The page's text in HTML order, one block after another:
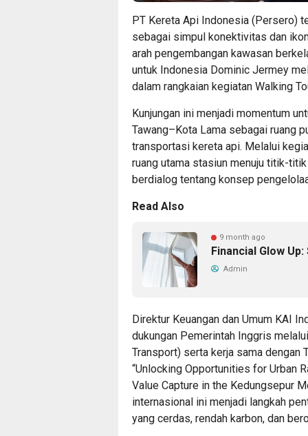
PT Kereta Api Indonesia (Persero)
sebagai simpul konektivitas dan
arah pengembangan kawasan
untuk Indonesia Dominic Jermey
dalam rangkaian kegiatan Walking
Kunjungan ini menjadi momentum
Tawang–Kota Lama sebagai ruang
transportasi kereta api. Melalui
ruang utama stasiun menuju titik-
berdialog tentang konsep
Read Also
9 month ago
Financial Glow
Admin
Direktur Keuangan dan Umum KAI
dukungan Pemerintah Inggris
Transport) serta kerja sama dengan
“Unlocking Opportunities for Urban
Value Capture in the Kedungsepur
internasional ini menjadi langkah
yang cerdas, rendah karbon, dan